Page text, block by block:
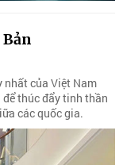
nhất của Việt Nam
thúc đẩy tinh thần
các quốc gia.